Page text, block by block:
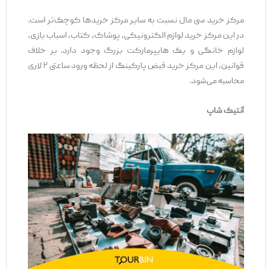
مرکز خرید سی مال نسبت به سایر مرکز خریدها کوچک‌تر است.
در این مرکز خرید لوازم الکترونیکی، پوشاک، کتاب، اسباب بازی،
لوازم خانگی و یک هایپرمارکت بزرگ وجود دارد. بر خلاف
قوانین، این مرکز خرید قبض پارکینگ از لحظه ورود ساعتی ۲ لاری
محاسبه می‌شود.
آنتیک شاپ